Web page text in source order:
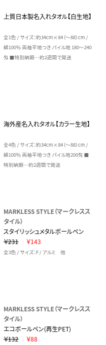
上質日本製名入れタオル【白生地】
全1色 / サイズ：約34cm×84（～88）cm /
綿100％ 両袖平地つき パイル地 180～240
匁 ■特別納期…約2週間で発送
海外産名入れタオル【カラー生地】
全4色 / サイズ：約34cm×84（～88）cm /
綿100％ 両袖平地つき パイル地200匁 ■
特別納期…約2週間で発送
MARKLESS STYLE（マークレスス
タイル）
スタイリッシュメタルボールペン
￥231
￥143
全3色 / サイズ：F / アルミ 他
MARKLESS STYLE（マークレスス
タイル）
エコボールペン(再生PET)
￥132
￥88